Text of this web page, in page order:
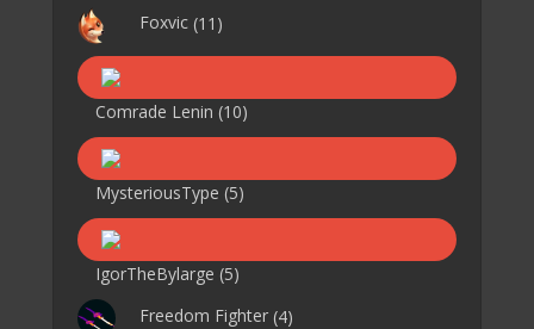
Foxvic (11)
Comrade Lenin (10)
MysteriousType (5)
IgorTheBylarge (5)
Freedom Fighter (4)